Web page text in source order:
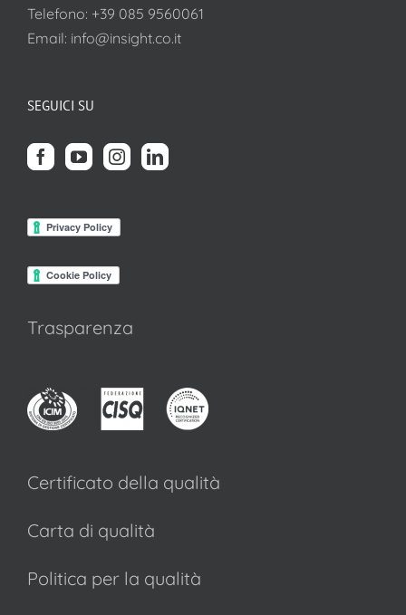
Telefono: +39 085 9560061
Email: info@insight.co.it
SEGUICI SU
Trasparenza
Certificato della qualità
Carta di qualità
Politica per la qualità